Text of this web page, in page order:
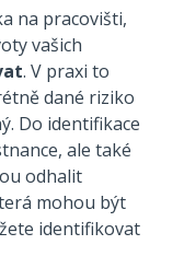
na pracovišti,
vašich
. V praxi to
dané riziko
Do identifikace
ale také
odhalit
mohou být
identifikovat